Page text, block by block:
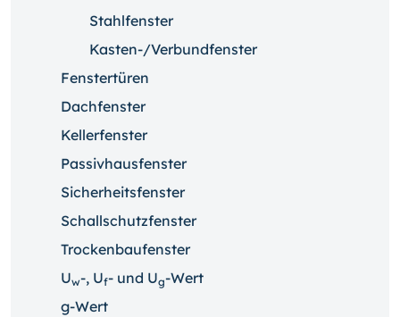
Stahlfenster
Kasten-/Verbundfenster
Fenstertüren
Dachfenster
Kellerfenster
Passivhausfenster
Sicherheitsfenster
Schallschutzfenster
Trockenbaufenster
Uw-, Uf- und Ug-Wert
g-Wert